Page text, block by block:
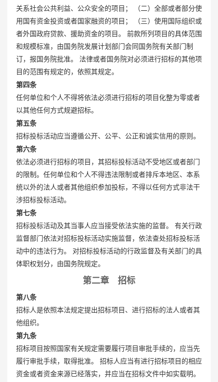
关系社会公共利益、公众安全的项目； （二）全部或者部分使
用国有资金投资或者国家融资的项目； （三）使用国际组织或
者外国政府贷款、援助资金的项目。 前款所列项目的具体范围
和规模标准，由国务院发展计划部门会同国务院有关部门制
订，报国务院批准。 法律或者国务院对必须进行招标的其他项
目的范围有规定的，依照其规定。
第四条
任何单位和个人不得将依法必须进行招标的项目化整为零或者
以其他任何方式规避招标。
第五条
招标投标活动应当遵循公开、公平、公正和诚实信用的原则。
第六条
依法必须进行招标的项目，其招标投标活动不受地区或者部门
的限制。任何单位和个人不得违法限制或者排斥本地区、本系
统以外的法人或者其他组织参加投标，不得以任何方式非法干
涉招标投标活动。
第七条
招标投标活动及其当事人应当接受依法实施的监督。 有关行政
监督部门依法对招标投标活动实施监督，依法查处招标投标活
动中的违法行为。 对招标投标活动的行政监督及有关部门的具
体职权划分，由国务院规定。
第二章 招标
第八条
招标人是依照本法规定提出招标项目、进行招标的法人或者其
他组织。
第九条
招标项目按照国家有关规定需要履行项目审批手续的，应当先
履行审批手续，取得批准。 招标人应当有进行招标项目的相应
资金或者资金来源已经落实，并应当在招标文件中如实载明。